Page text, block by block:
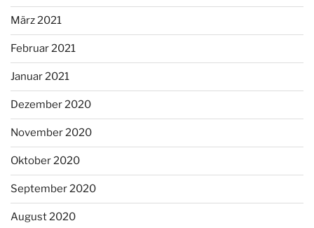
März 2021
Februar 2021
Januar 2021
Dezember 2020
November 2020
Oktober 2020
September 2020
August 2020